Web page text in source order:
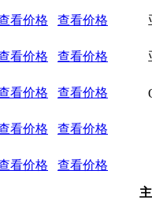
看价格 查看价格
看价格 查看价格
看价格 查看价格
看价格 查看价格
看价格 查看价格